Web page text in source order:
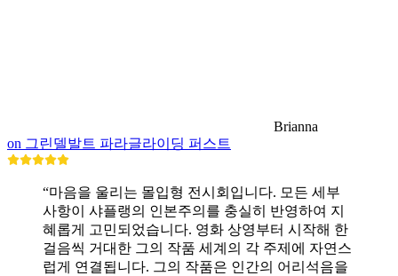
Brianna
on 그린델발트 파라글라이딩 퍼스트
“마음을 울리는 몰입형 전시회입니다. 모든 세부
사항이 샤플랭의 인본주의를 충실히 반영하여 지
혜롭게 고민되었습니다. 영화 상영부터 시작해 한
걸음씩 거대한 그의 작품 세계의 각 주제에 자연스
럽게 연결됩니다. 그의 작품은 인간의 어리석음을